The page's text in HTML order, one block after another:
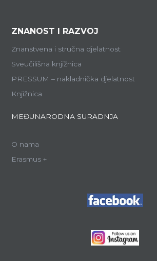
ZNANOST I RAZVOJ
Znanstvena i stručna djelatnost
Sveučilišna knjižnica
PRESSUM – nakladnička djelatnost
Knjižnica
MEĐUNARODNA SURADNJA
O nama
Erasmus +